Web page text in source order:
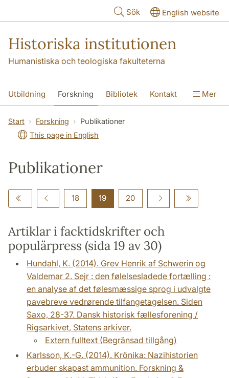
Sök English website
Historiska institutionen
Humanistiska och teologiska fakulteterna
Utbildning Forskning Bibliotek Kontakt
Om institutionen
Mer
Start Forskning
Publikationer
This page in English
Publikationer
18 19 20
Artiklar i facktidskrifter och
populärpress (sida 19 av 30)
Hundahl, K. (2014). Grev Henrik af Schwerin og
Valdemar 2. Sejr : den følelsesladede fortælling :
en analyse af det følesmæssige sprog i udvalgte
pavebreve vedrørende tilfangetagelsen. Siden
Saxo, 28-37. Dansk historisk fællesforening /
Rigsarkivet, Statens arkiver.
Extern fulltext (Begränsad tillgång)
Karlsson, K.-G. (2014). Krönika: Nazihistorien
erbuder skapast ammunition. Forskning &